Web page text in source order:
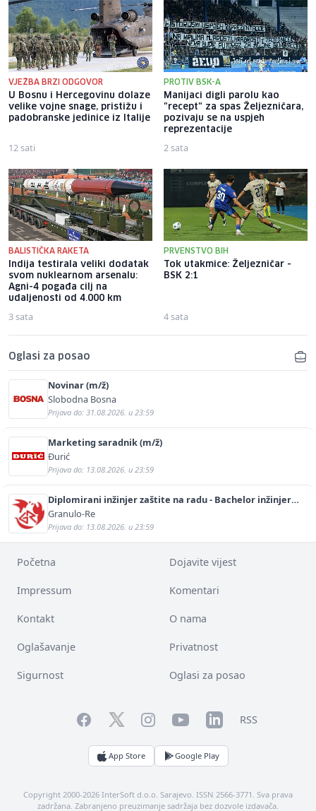
VJEŽBA BRZI ODGOVOR
U Bosnu i Hercegovinu dolaze
velike vojne snage, pristižu i
padobranske jedinice iz Italije
12 sati
PROTIV BSK-A
Manijaci digli parolu kao
"recept" za spas Željezničara,
pozivaju se na uspjeh
reprezentacije
2 sata
BALISTIČKA RAKETA
Indija testirala veliki dodatak
svom nuklearnom arsenalu:
Agni-4 pogađa cilj na
udaljenosti od 4.000 km
3 sata
PRVENSTVO BIH
Tok utakmice: Željezničar -
BSK 2:1
4 sata
Oglasi za posao
Novinar (m/ž)
Slobodna Bosna
Prijava do: 31.08.2026. u 23:59
Marketing saradnik (m/ž)
Đurić
Prijava do: 13.08.2026. u 23:59
Diplomirani inžinjer zaštite na radu - Bachelor inžinjer
sigurnosti i pomoći (m/ž)
Granulo-Re
Prijava do: 13.08.2026. u 23:59
Početna Dojavite vijest
Impressum Komentari
Kontakt O nama
Oglašavanje Privatnost
Sigurnost Oglasi za posao
FacebookTwitterInstagramYouTubeLinkedInRSS
App Store Google Play
Copyright 2000-2026 InterSoft d.o.o. Sarajevo. ISSN 2566-3771. Sva prava
zadržana. Zabranjeno preuzimanje sadržaja bez dozvole izdavača.